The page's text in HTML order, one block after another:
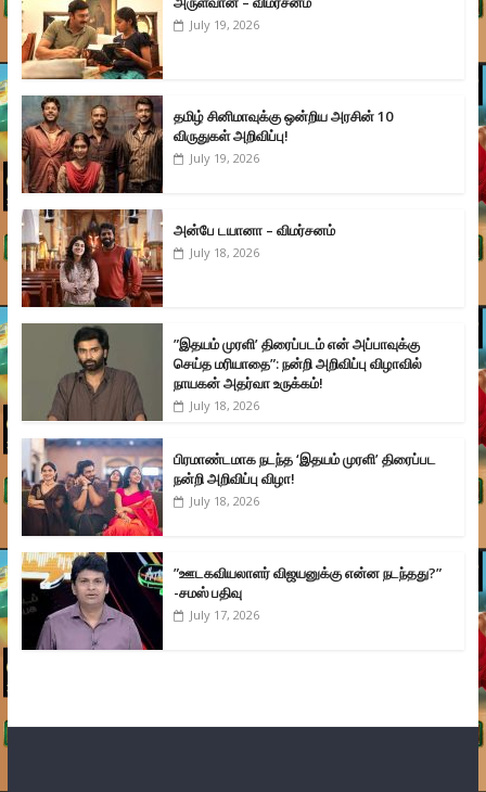
July 19, 2026
தமிழ் சினிமாவுக்கு ஒன்றிய அரசின் 10
விருதுகள் அறிவிப்பு!
July 19, 2026
அன்பே டயானா – விமர்சனம்
July 18, 2026
”இதயம் முரளி’ திரைப்படம் என் அப்பாவுக்கு
செய்த மரியாதை”: நன்றி அறிவிப்பு விழாவில்
நாயகன் அதர்வா உருக்கம்!
July 18, 2026
பிரமாண்டமாக நடந்த ‘இதயம் முரளி’ திரைப்பட
நன்றி அறிவிப்பு விழா!
July 18, 2026
”ஊடகவியலாளர் விஜயனுக்கு என்ன நடந்தது?”
-சமஸ் பதிவு
July 17, 2026